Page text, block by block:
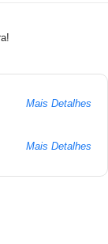
Mais Detalhes
Mais Detalhes